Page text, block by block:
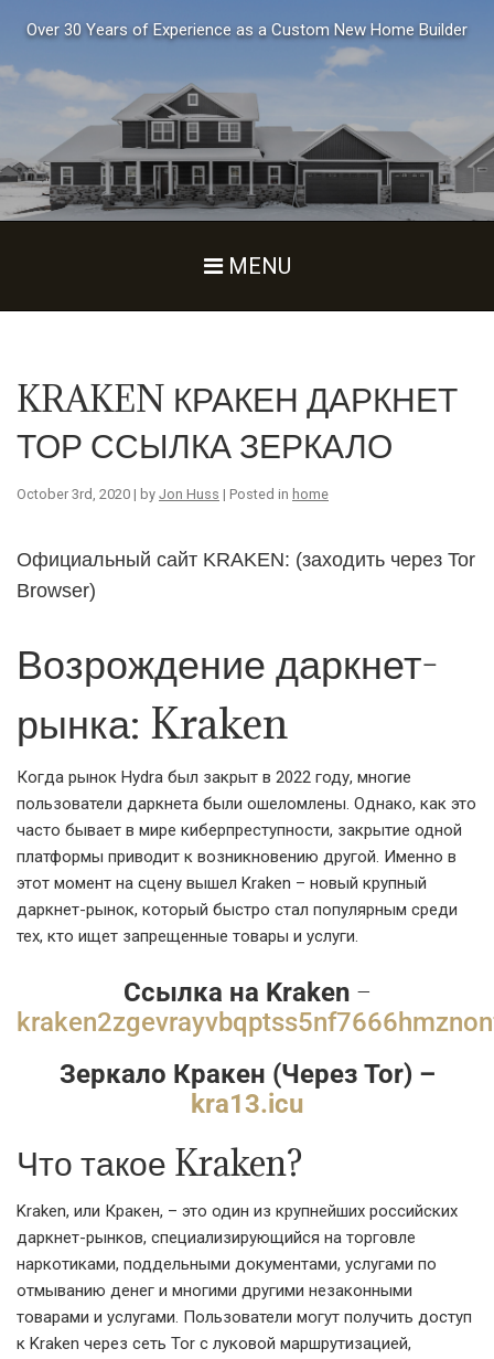
Over 30 Years of Experience as a Custom New Home Builder
MENU
KRAKEN КРАКЕН ДАРКНЕТ
ТОР ССЫЛКА ЗЕРКАЛО
October 3rd, 2020 | by Jon Huss | Posted in home
Официальный сайт KRAKEN: (заходить через Tor
Browser)
Возрождение даркнет-
рынка: Kraken
Когда рынок Hydra был закрыт в 2022 году, многие
пользователи даркнета были ошеломлены. Однако, как это
часто бывает в мире киберпреступности, закрытие одной
платформы приводит к возникновению другой. Именно в
этот момент на сцену вышел Kraken – новый крупный
даркнет-рынок, который быстро стал популярным среди
тех, кто ищет запрещенные товары и услуги.
Cсылка на Kraken–
Зеркало Кракен (Через Tor) –
kra13.icu
Что такое Kraken?
Kraken, или Кракен, – это один из крупнейших российских
даркнет-рынков, специализирующийся на торговле
наркотиками, поддельными документами, услугами по
отмыванию денег и многими другими незаконными
товарами и услугами. Пользователи могут получить доступ
к Kraken через сеть Tor с луковой маршрутизацией,